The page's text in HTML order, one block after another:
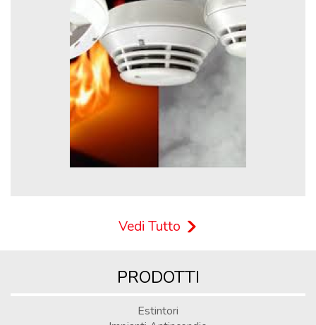
Vedi Tutto
PRODOTTI
Estintori